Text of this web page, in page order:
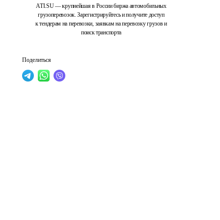
ATI.SU — крупнейшая в России биржа автомобильных
грузоперевозок. Зарегистрируйтесь и получите доступ
к тендерам на перевозки, заявкам на перевозку грузов и
поиск транспорта
Поделиться